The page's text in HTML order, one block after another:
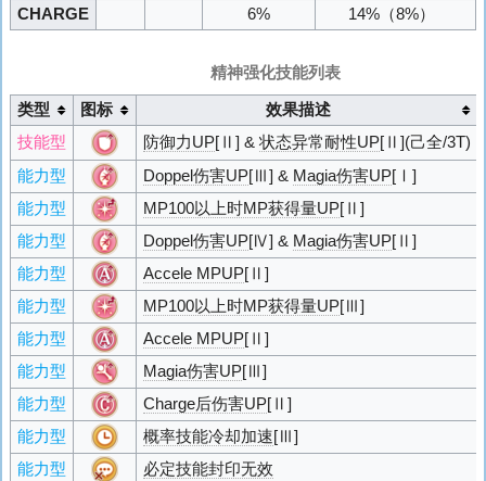
CHARGE
6% 14% （8%）
精神强化技能列表
类型 图标 效果描述
技能型
防御力UP[Ⅱ] & 状态异常耐性UP[Ⅱ](己全/3T)
能力型
Doppel伤害UP[Ⅲ] & Magia伤害UP[Ⅰ]
能力型
MP100以上时MP获得量UP[Ⅱ]
能力型
Doppel伤害UP[Ⅳ] & Magia伤害UP[Ⅱ]
能力型
Accele MPUP[Ⅱ]
能力型
MP100以上时MP获得量UP[Ⅲ]
能力型
Accele MPUP[Ⅱ]
能力型
Magia伤害UP[Ⅲ]
能力型
Charge后伤害UP[Ⅱ]
能力型
概率技能冷却加速[Ⅲ]
能力型
必定技能封印无效